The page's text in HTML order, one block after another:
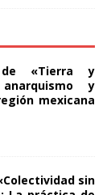
de «Tierra y
y
mexicana
sin